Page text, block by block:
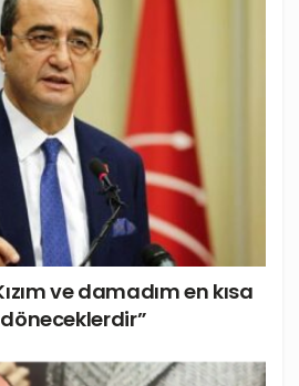
ve damadım en kısa